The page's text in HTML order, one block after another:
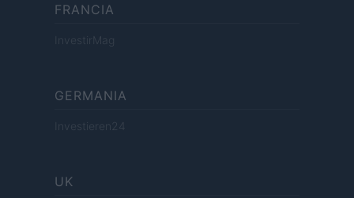
FRANCIA
InvestirMag
GERMANIA
Investieren24
UK